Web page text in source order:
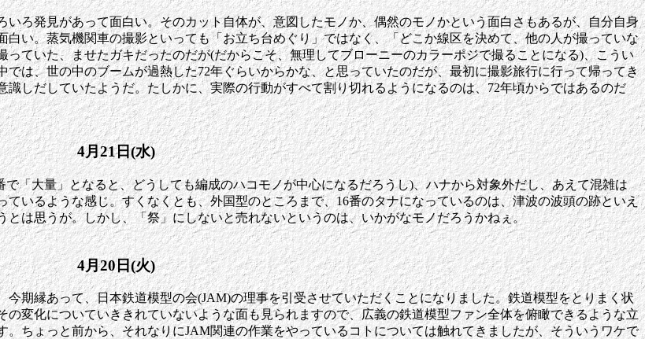
ろ発見があって面白い。そのカット自体が、意図したモノか、偶然のモノかという面白さもあるが、自分自身
い。蒸気機関車の撮影といっても「お立ち台めぐり」ではなく、「どこか線区を決めて、他の人が撮っていな
ていた、ませたガキだったのだが(だからこそ、無理してブローニーのカラーポジで撮ることになる)、こうい
は、世の中のブームが過熱した72年ぐらいからかな、と思っていたのだが、最初に撮影旅行に行って帰ってき
しだしていたようだ。たしかに、実際の行動がすべて割り切れるようになるのは、72年頃からではあるのだ
4月21日(水)
「大量」となると、どうしても編成のハコモノが中心になるだろうし)、ハナから対象外だし、あえて混雑は
いるような感じ。すくなくとも、外国型のところまで、16番のタナになっているのは、津波の波頭の跡といえ
は思うが。しかし、「祭」にしないと売れないというのは、いかがなモノだろうかねぇ。
4月20日(火)
期縁あって、日本鉄道模型の会(JAM)の理事を引受させていただくことになりました。鉄道模型をとりまく状
変化についていききれていないような面も見られますので、広義の鉄道模型ファン全体を俯瞰できるような立
ちょっと前から、それなりにJAM関連の作業をやっているコトについては触れてきましたが、そういうワケで